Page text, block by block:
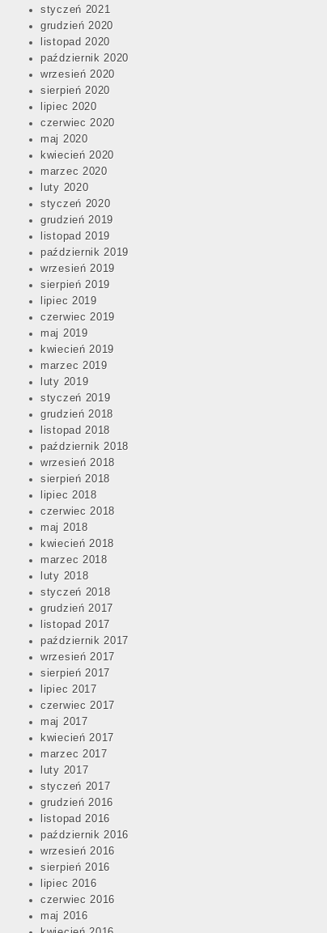
styczeń 2021
grudzień 2020
listopad 2020
październik 2020
wrzesień 2020
sierpień 2020
lipiec 2020
czerwiec 2020
maj 2020
kwiecień 2020
marzec 2020
luty 2020
styczeń 2020
grudzień 2019
listopad 2019
październik 2019
wrzesień 2019
sierpień 2019
lipiec 2019
czerwiec 2019
maj 2019
kwiecień 2019
marzec 2019
luty 2019
styczeń 2019
grudzień 2018
listopad 2018
październik 2018
wrzesień 2018
sierpień 2018
lipiec 2018
czerwiec 2018
maj 2018
kwiecień 2018
marzec 2018
luty 2018
styczeń 2018
grudzień 2017
listopad 2017
październik 2017
wrzesień 2017
sierpień 2017
lipiec 2017
czerwiec 2017
maj 2017
kwiecień 2017
marzec 2017
luty 2017
styczeń 2017
grudzień 2016
listopad 2016
październik 2016
wrzesień 2016
sierpień 2016
lipiec 2016
czerwiec 2016
maj 2016